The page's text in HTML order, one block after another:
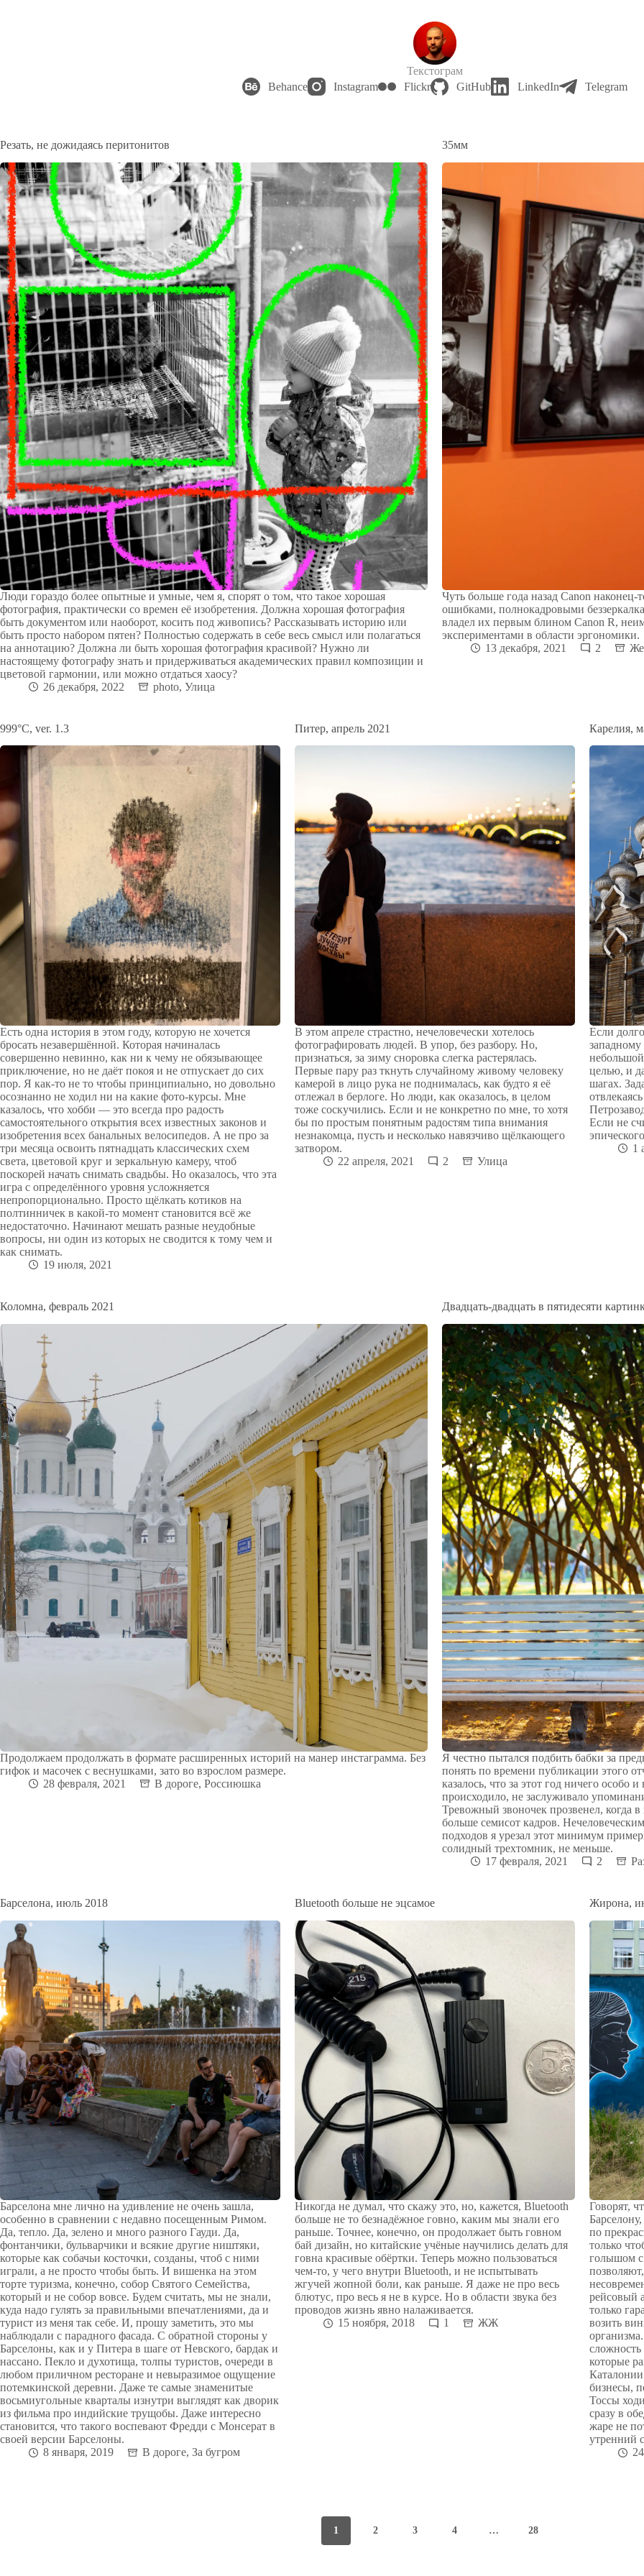
Текстограм
Behance
Instagram Flickr GitHub LinkedIn Telegram
Резать, не дожидаясь перитонитов
Люди гораздо более опытные и умные, чем я, спорят о том, что такое хорошая
фотография, практически со времен её изобретения. Должна хорошая фотография
быть документом или наоборот, косить под живопись? Рассказывать историю или
быть просто набором пятен? Полностью содержать в себе весь смысл или полагаться
на аннотацию? Должна ли быть хорошая фотография красивой? Нужно ли
настоящему фотографу знать и придерживаться академических правил композиции и
цветовой гармонии, или можно отдаться хаосу?
26 декабря, 2022
photo, Улица
35мм
Чуть больше года назад Canon наконец-
ошибками, полнокадровыми
владел их первым блином Canon R,
экспериментами в области эргономики.
13 декабря, 2021
2
999°C, ver. 1.3
Есть одна история в этом году, которую не хочется
бросать незавершённой. Которая начиналась
совершенно невинно, как ни к чему не обязывающее
приключение, но не даёт покоя и не отпускает до сих
пор. Я как-то не то чтобы принципиально, но довольно
осознанно не ходил ни на какие фото-курсы. Мне
казалось, что хобби — это всегда про радость
самостоятельного открытия всех известных законов и
изобретения всех банальных велосипедов. А не про за
три месяца освоить пятнадцать классических схем
света, цветовой круг и зеркальную камеру, чтоб
поскорей начать снимать свадьбы. Но оказалось, что эта
игра с определённого уровня усложняется
непропорционально. Просто щёлкать котиков на
полтинничек в какой-то момент становится всё же
недостаточно. Начинают мешать разные неудобные
вопросы, ни один из которых не сводится к тому чем и
как снимать.
19 июля, 2021
Питер, апрель 2021
В этом апреле страстно, нечеловечески хотелось
фотографировать людей. В упор, без разбору. Но,
признаться, за зиму сноровка слегка растерялась.
Первые пару раз ткнуть случайному живому человеку
камерой в лицо рука не поднималась, как будто я её
отлежал в берлоге. Но люди, как оказалось, в целом
тоже соскучились. Если и не конкретно по мне, то хотя
бы по простым понятным радостям типа внимания
незнакомца, пусть и несколько навязчиво щёлкающего
затвором.
22 апреля, 2021
2 Улица
Карелия,
Если
западному
целью, и
шагах.
Если не
1
Коломна, февраль 2021
Продолжаем продолжать в формате расширенных историй на манер инстаграмма. Без
гифок и масочек с веснушками, зато во взрослом размере.
28 февраля, 2021
В дороге, Россиюшка
Двадцать-двадцать в пятидесяти
Я честно пытался подбить бабки за
понять по времени публикации этого
казалось, что за этот год ничего особо
происходило, не заслуживало
Тревожный звоночек прозвенел, когда
больше семисот кадров.
подходов я урезал этот минимум
солидный трехтомник, не меньше.
17 февраля, 2021
2
Барселона, июль 2018
Барселона мне лично на удивление не очень зашла,
особенно в сравнении с недавно посещенным Римом.
Да, тепло. Да, зелено и много разного Гауди. Да,
фонтанчики, бульварчики и всякие другие ништяки,
которые как собачьи косточки, созданы, чтоб с ними
играли, а не просто чтобы быть. И вишенка на этом
торте туризма, конечно, собор Святого Семейства,
который и не собор вовсе. Будем считать, мы не знали,
куда надо гулять за правильными впечатлениями, да и
турист из меня так себе. И, прошу заметить, это мы
наблюдали с парадного фасада. С обратной стороны у
Барселоны, как и у Питера в шаге от Невского, бардак и
нассано. Пекло и духотища, толпы туристов, очереди в
любом приличном ресторане и невыразимое ощущение
потемкинской деревни. Даже те самые знаменитые
восьмиугольные кварталы изнутри выглядят как дворик
из фильма про индийские трущобы. Даже интересно
становится, что такого воспевают Фредди с Монсерат в
своей версии Барселоны.
8 января, 2019
В дороге, За бугром
Bluetooth больше не эцсамое
Никогда не думал, что скажу это, но, кажется, Bluetooth
больше не то безнадёжное говно, каким мы знали его
раньше. Точнее, конечно, он продолжает быть говном
бай дизайн, но китайские учёные научились делать для
говна красивые обёртки. Теперь можно пользоваться
чем-то, у чего внутри Bluetooth, и не испытывать
жгучей жопной боли, как раньше. Я даже не про весь
блютус, про весь я не в курсе. Но в области звука без
проводов жизнь явно налаживается.
15 ноября, 2018
1 ЖЖ
Жирона,
Говорят,
по
только
голышом с
рейсовый
только
возить
которые
бизнесы,
Тоссы
сразу в
жаре не
утренний
1 2 3 4 … 28